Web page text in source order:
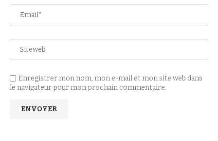
Enregistrer mon nom, mon e-mail et mon site web dans
le navigateur pour mon prochain commentaire.